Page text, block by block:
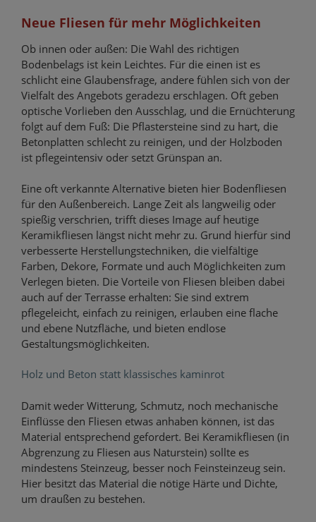
Neue Fliesen für mehr Möglichkeiten
Ob innen oder außen: Die Wahl des richtigen
Bodenbelags ist kein Leichtes. Für die einen ist es
schlicht eine Glaubensfrage, andere fühlen sich von der
Vielfalt des Angebots geradezu erschlagen. Oft geben
optische Vorlieben den Ausschlag, und die Ernüchterung
folgt auf dem Fuß: Die Pflastersteine sind zu hart, die
Betonplatten schlecht zu reinigen, und der Holzboden
ist pflegeintensiv oder setzt Grünspan an.
Eine oft verkannte Alternative bieten hier Bodenfliesen
für den Außenbereich. Lange Zeit als langweilig oder
spießig verschrien, trifft dieses Image auf heutige
Keramikfliesen längst nicht mehr zu. Grund hierfür sind
verbesserte Herstellungstechniken, die vielfältige
Farben, Dekore, Formate und auch Möglichkeiten zum
Verlegen bieten. Die Vorteile von Fliesen bleiben dabei
auch auf der Terrasse erhalten: Sie sind extrem
pflegeleicht, einfach zu reinigen, erlauben eine flache
und ebene Nutzfläche, und bieten endlose
Gestaltungsmöglichkeiten.
Holz und Beton statt klassisches kaminrot
Damit weder Witterung, Schmutz, noch mechanische
Einflüsse den Fliesen etwas anhaben können, ist das
Material entsprechend gefordert. Bei Keramikfliesen (in
Abgrenzung zu Fliesen aus Naturstein) sollte es
mindestens Steinzeug, besser noch Feinsteinzeug sein.
Hier besitzt das Material die nötige Härte und Dichte,
um draußen zu bestehen.